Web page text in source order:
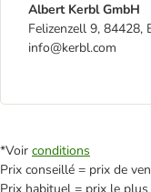
Albert Kerbl GmbH
Felizenzell 9, 84428,
info@kerbl.com
*Voir conditions
Prix conseillé = prix de